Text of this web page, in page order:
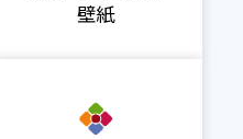
壁紙